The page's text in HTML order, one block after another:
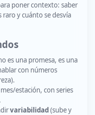
poner contexto: saber
raro y cuánto se desvía
es una promesa, es una
con números
estación, con series
variabilidad(sube y